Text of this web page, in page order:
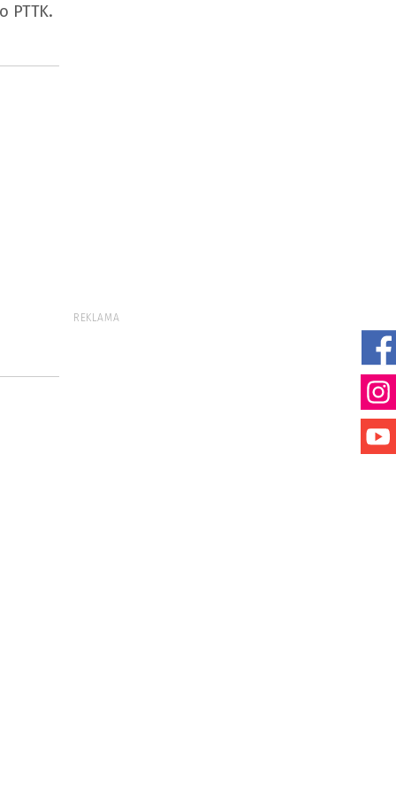
PTTK.
REKLAMA